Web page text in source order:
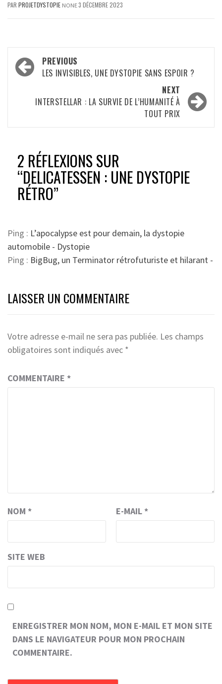
PAR PROJETDYSTOPIE NONE3 DÉCEMBRE 2023
Post
navigation
PREVIOUS
LES INVISIBLES, UNE DYSTOPIE SANS ESPOIR ?
NEXT
INTERSTELLAR : LA SURVIE DE L’HUMANITÉ À
TOUT PRIX
2 RÉFLEXIONS SUR
“DELICATESSEN : UNE DYSTOPIE
RÉTRO”
Ping : L’apocalypse est pour demain, la dystopie
automobile - Dystopie
Ping : BigBug, un Terminator rétrofuturiste et hilarant -
LAISSER UN COMMENTAIRE
Votre adresse e-mail ne sera pas publiée. Les champs
obligatoires sont indiqués avec *
COMMENTAIRE *
NOM * E-MAIL *
SITE WEB
ENREGISTRER MON NOM, MON E-MAIL ET MON SITE
DANS LE NAVIGATEUR POUR MON PROCHAIN
COMMENTAIRE.